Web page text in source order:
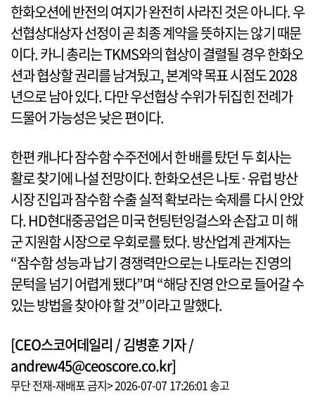
한화오션에 반전의 여지가 완전히 사라진 것은 아니다. 우
선협상대상자 선정이 곧 최종 계약을 뜻하지는 않기 때문
이다. 카니 총리는 TKMS와의 협상이 결렬될 경우 한화오
션과 협상할 권리를 남겨뒀고, 본계약 목표 시점도 2028
년으로 남아 있다. 다만 우선협상 수위가 뒤집힌 전례가
드물어 가능성은 낮은 편이다.
한편 캐나다 잠수함 수주전에서 한 배를 탔던 두 회사는
활로 찾기에 나설 전망이다. 한화오션은 나토·유럽 방산
시장 진입과 잠수함 수출 실적 확보라는 숙제를 다시 안았
다. HD현대중공업은 미국 헌팅턴잉걸스와 손잡고 미 해
군 지원함 시장으로 우회로를 텄다. 방산업계 관계자는
“잠수함 성능과 납기 경쟁력만으로는 나토라는 진영의
문턱을 넘기 어렵게 됐다”며 “해당 진영 안으로 들어갈 수
있는 방법을 찾아야 할 것”이라고 말했다.
[CEO스코어데일리 / 김병훈 기자 /
andrew45@ceoscore.co.kr]
무단 전재-재배포 금지> 2026-07-07 17:26:01 송고